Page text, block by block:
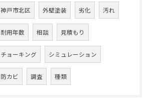
神戸市北区 外壁塗装 劣化 汚れ
耐用年数 相談 見積もり
チョーキング シミュレーション
防カビ 調査 種類